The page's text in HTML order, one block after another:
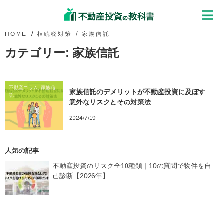
HOME 相続税対策 家族信託
カテゴリー: 家族信託
不動産コラム, 家族信
託
家族信託のデメリットが不動産投資に及ぼす
意外なリスクとその対策法
2024/7/19
不動産投資のリスク全10種類｜10の質問で物件を自
己診断【2026年】
人気の記事